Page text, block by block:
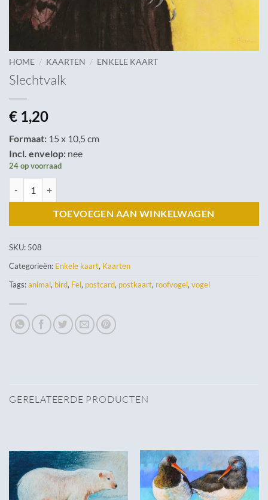
HOME / KAARTEN / ENKELE KAART
Slechtvalk
€ 1,20
Formaat: 15 x 10,5 cm
Incl. envelop: nee
24 op voorraad
TOEVOEGEN AAN WINKELWAGEN
SKU: 508
Categorieën: Enkele kaart, Kaarten
Tags:animal, bird, Fel, postcard, postkaart, roofvogel, vogel
GERELATEERDE PRODUCTEN